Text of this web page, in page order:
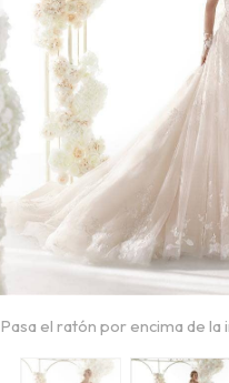
Pasa el ratón por encima de